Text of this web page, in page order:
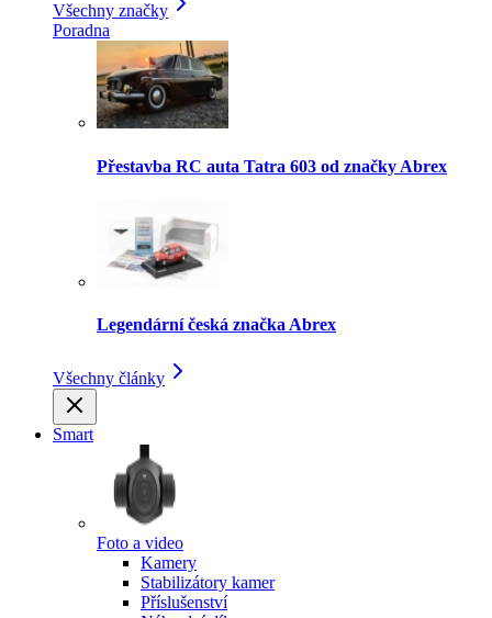
Všechny značky
Poradna
Přestavba RC auta Tatra 603 od značky Abrex
Legendární česká značka Abrex
Všechny články
Smart
Foto a video
Kamery
Stabilizátory kamer
Příslušenství